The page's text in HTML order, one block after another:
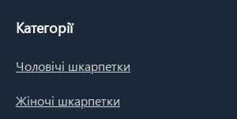
Категорії
Чоловічі шкарпетки
Жіночі шкарпетки